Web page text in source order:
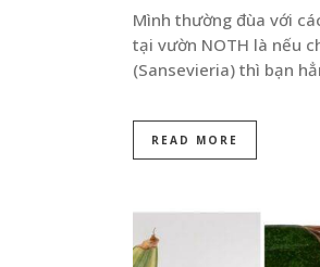
Mình thường đùa với
tại vườn NOTH là nếu
(Sansevieria) thì bạn
READ MORE